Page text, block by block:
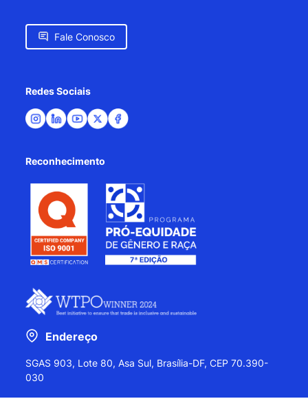
Fale Conosco
Redes Sociais
Reconhecimento
Endereço
SGAS 903, Lote 80, Asa Sul, Brasília-DF, CEP 70.390-
030